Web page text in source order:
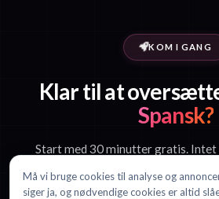
KOM I GANG
Klar til at
Spansk?
Start med 30 minutter gratis.
Må vi bruge cookies til analyse og
siger ja, og nødvendige cookies er altid